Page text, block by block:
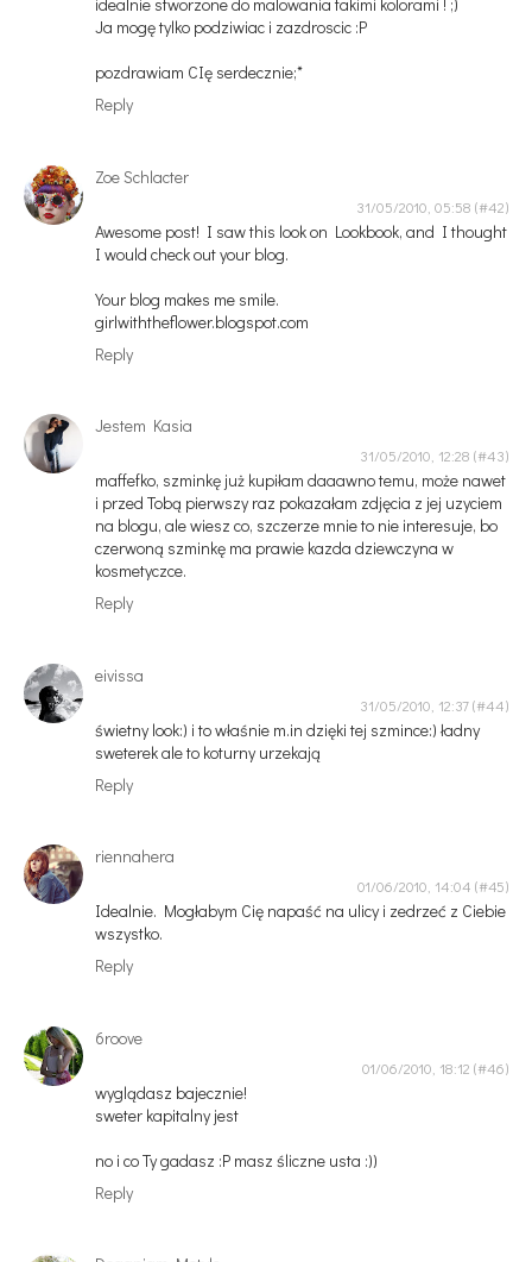
Ja mogę tylko podziwiac i zazdroscic :P
pozdrawiam CIę serdecznie;*
Reply
Zoe Schlacter
31/05/2010, 05:58
Awesome post! I saw this look on Lookbook, and I thought
I would check out your blog.
Your blog makes me smile.
girlwiththeflower.blogspot.com
Reply
Jestem Kasia
31/05/2010, 12:28
maffefko, szminkę już kupiłam daaawno temu, może nawet
i przed Tobą pierwszy raz pokazałam zdjęcia z jej uzyciem
na blogu, ale wiesz co, szczerze mnie to nie interesuje, bo
czerwoną szminkę ma prawie kazda dziewczyna w
kosmetyczce.
Reply
eivissa
31/05/2010, 12:37
świetny look:) i to właśnie m.in dzięki tej szmince:) ładny
sweterek ale to koturny urzekają
Reply
riennahera
01/06/2010, 14:04
Idealnie. Mogłabym Cię napaść na ulicy i zedrzeć z Ciebie
wszystko.
Reply
6roove
01/06/2010, 18:12
wyglądasz bajecznie!
sweter kapitalny jest
no i co Ty gadasz :P masz śliczne usta :))
Reply